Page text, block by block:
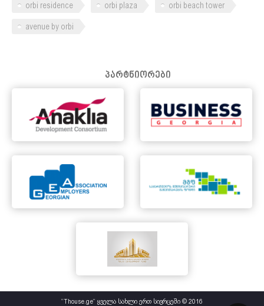
orbi residence orbi plaza orbi beach tower
avenue by orbi
პარტნიორები
“Thouse.ge” ყველა სახლი ერთ სივრცეში © 2016